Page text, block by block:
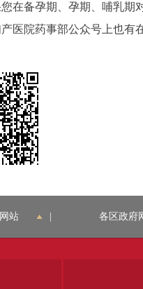
备孕期、孕期、哺乳期
医院药事部公众号上也有
站 各区政府